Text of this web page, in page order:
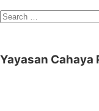
Search
Yayasan Cahaya